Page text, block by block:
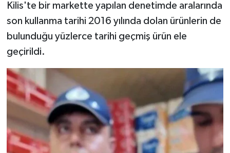
Kilis'te bir markette yapılan denetimde aralarında
son kullanma tarihi 2016 yılında dolan ürünlerin de
bulunduğu yüzlerce tarihi geçmiş ürün ele
geçirildi.